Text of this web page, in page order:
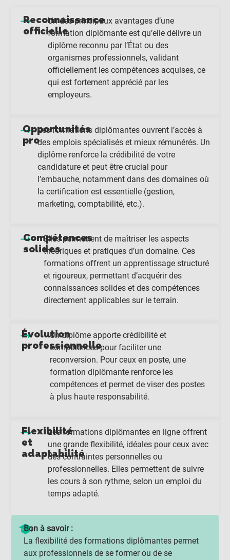
Reconnaissance
officielle
Un des principaux avantages d’une
formation diplômante est qu’elle délivre un
diplôme reconnu par l’État ou des
organismes professionnels, validant
officiellement les compétences acquises, ce
qui est fortement apprécié par les
employeurs.
Opportunités
pro
Les formations diplômantes ouvrent l’accès à
des emplois spécialisés et mieux rémunérés. Un
diplôme renforce la crédibilité de votre
candidature et peut être crucial pour
l’embauche, notamment dans des domaines où
la certification est essentielle (gestion,
marketing, comptabilité, etc.).
Compétences
solides
Elles permettent de maîtriser les aspects
théoriques et pratiques d’un domaine. Ces
formations offrent un apprentissage structuré
et rigoureux, permettant d’acquérir des
connaissances solides et des compétences
directement applicables sur le terrain.
Évolution
professionnelle
Un diplôme apporte crédibilité et
compétences pour faciliter une
reconversion. Pour ceux en poste, une
formation diplômante renforce les
compétences et permet de viser des postes
à plus haute responsabilité.
Flexibilité
et
adaptabilité
Les formations diplômantes en ligne offrent
une grande flexibilité, idéales pour ceux avec
des contraintes personnelles ou
professionnelles. Elles permettent de suivre
les cours à son rythme, selon un emploi du
temps adapté.
Bon à savoir :
La flexibilité des formations diplômantes permet
aux professionnels de se former ou de se